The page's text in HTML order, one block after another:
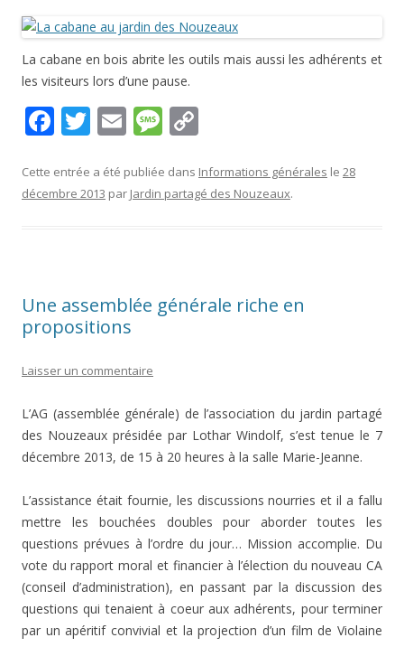
La cabane en bois abrite les outils mais aussi les adhérents et
les visiteurs lors d’une pause.
F
e
b
k
T
itt
er
E
ai
l
M
ss
a
p
y
k
Cette entrée a été publiée dans Informations générales le 28
décembre 2013 par Jardin partagé des Nouzeaux.
Une assemblée générale riche en
propositions
Laisser un commentaire
L’AG (assemblée générale) de l’association du jardin partagé
des Nouzeaux présidée par Lothar Windolf, s’est tenue le 7
décembre 2013, de 15 à 20 heures à la salle Marie-Jeanne.
L’assistance était fournie, les discussions nourries et il a fallu
mettre les bouchées doubles pour aborder toutes les
questions prévues à l’ordre du jour… Mission accomplie. Du
vote du rapport moral et financier à l’élection du nouveau CA
(conseil d’administration), en passant par la discussion des
questions qui tenaient à coeur aux adhérents, pour terminer
par un apéritif convivial et la projection d’un film de Violaine